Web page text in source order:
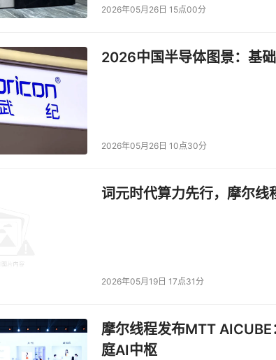
2026年05月26日 15点00分
2026中国半导体图景：基
2026年05月26日 10点30分
词元时代算力先行，摩尔线
2026年05月19日 17点31分
摩尔线程发布MTT
庭AI中枢